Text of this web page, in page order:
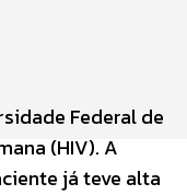
Federal de
(HIV). A
já teve alta